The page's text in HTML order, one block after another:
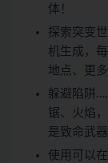
体！
探索突变
机生成，
地点、更
躲避陷阱
锯、火焰
是致命武器
使用可以